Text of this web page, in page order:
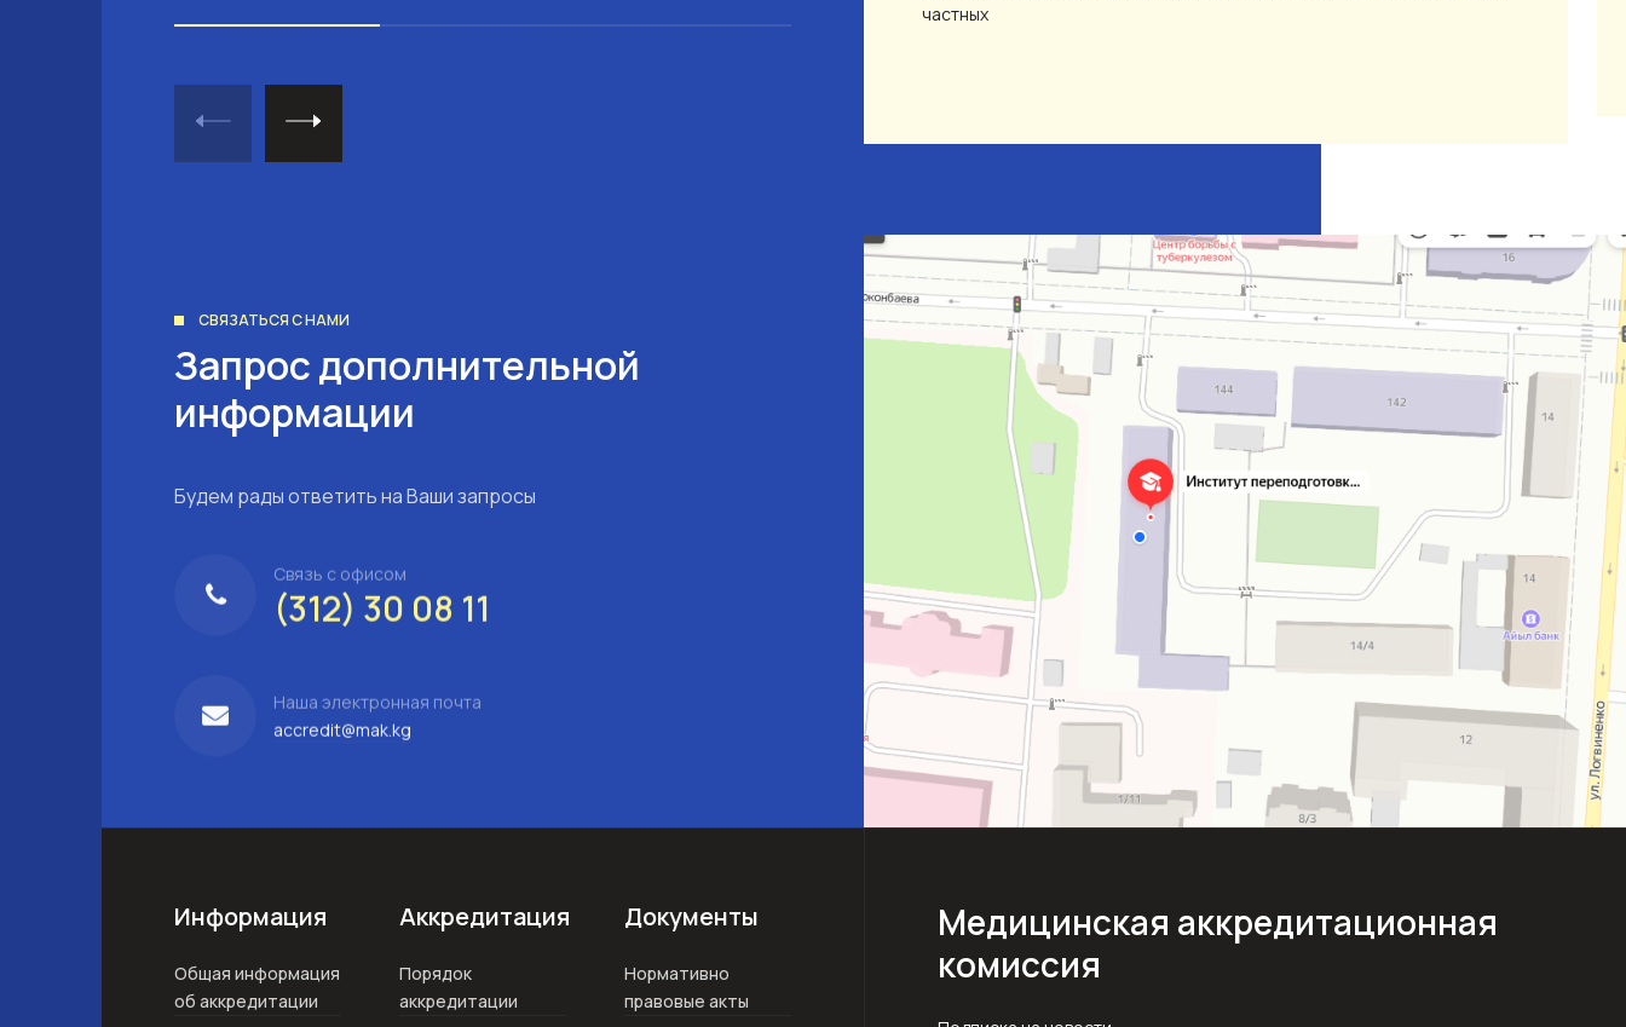
частных
СВЯЗАТЬСЯ С НАМИ
Запрос дополнительной
информации
Будем рады ответить на Ваши запросы
Связь с офисом
(312) 30 08 11
Наша электронная почта
accredit@mak.kg
Информация
Общая информация
об аккредитации
Аккредитация
Порядок
аккредитации
Документы
Нормативно
правовые акты
Медицинская аккредитационная
комиссия